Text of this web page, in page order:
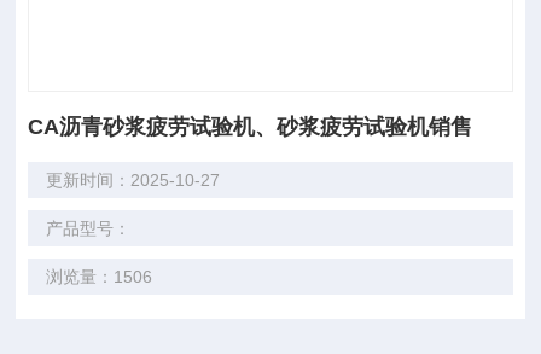
CA沥青砂浆疲劳试验机、砂浆疲劳试验机销售
更新时间：2025-10-27
产品型号：
浏览量：1506